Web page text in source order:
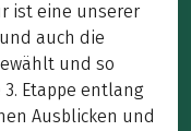
ist eine unserer
auch die
und so
Etappe entlang
Ausblicken und